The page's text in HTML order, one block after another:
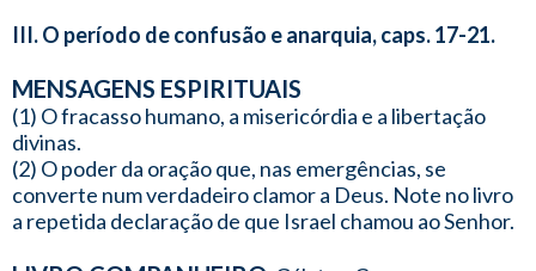
III. O período de confusão e anarquia, caps. 17-21.
MENSAGENS ESPIRITUAIS
(1) O fracasso humano, a misericórdia e a libertação
divinas.
(2) O poder da oração que, nas emergências, se
converte num verdadeiro clamor a Deus. Note no livro
a repetida declaração de que Israel chamou ao Senhor.